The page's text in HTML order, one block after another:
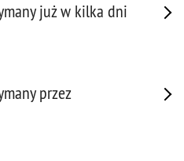
już w kilka dni
przez